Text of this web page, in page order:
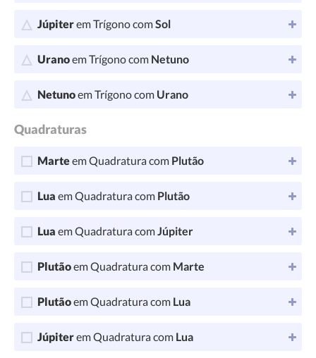
Júpiterem Trígono comSol
Uranoem Trígono com Netuno
Netunoem Trígono com Urano
Quadraturas
Marteem Quadratura com Plutão
Lua em Quadratura com Plutão
Lua em Quadratura comJúpiter
Plutãoem Quadratura com Marte
Plutãoem Quadratura com Lua
Júpiterem Quadratura com Lua